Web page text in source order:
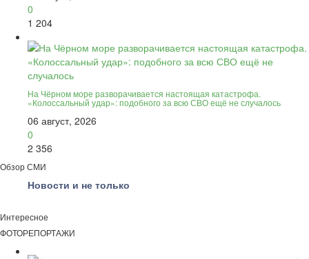
0
1 204
На Чёрном море разворачивается настоящая катастрофа.
«Колоссальный удар»: подобного за всю СВО ещё не случалось
06 август, 2026
0
2 356
Обзор СМИ
Новости и не только
Интересное
ФОТОРЕПОРТАЖИ